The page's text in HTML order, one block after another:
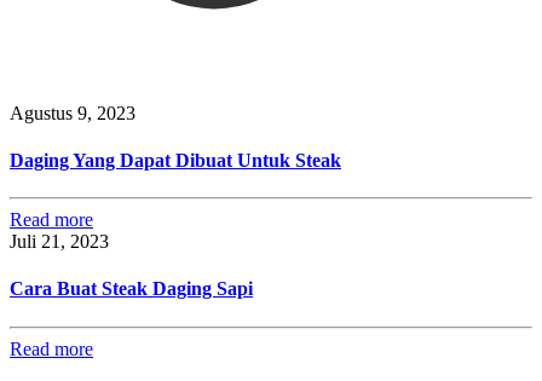
Agustus 9, 2023
Daging Yang Dapat Dibuat Untuk Steak
Read more
Juli 21, 2023
Cara Buat Steak Daging Sapi
Read more